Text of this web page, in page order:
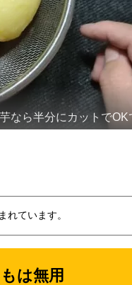
なら半分にカットでOK
れています。
は無用